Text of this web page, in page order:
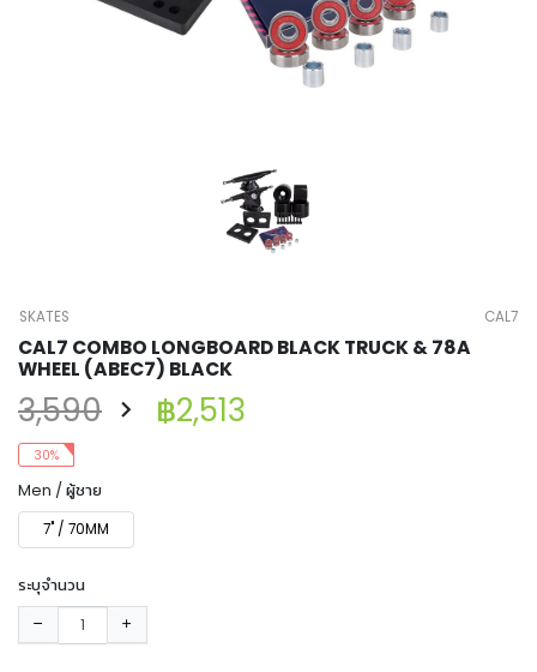
SKATES CAL7
CAL7 COMBO LONGBOARD BLACK TRUCK & 78A
WHEEL (ABEC7) BLACK
3,590 ฿2,513
30%
Men / ผู้ชาย
7" / 70MM
ระบุจำนวน